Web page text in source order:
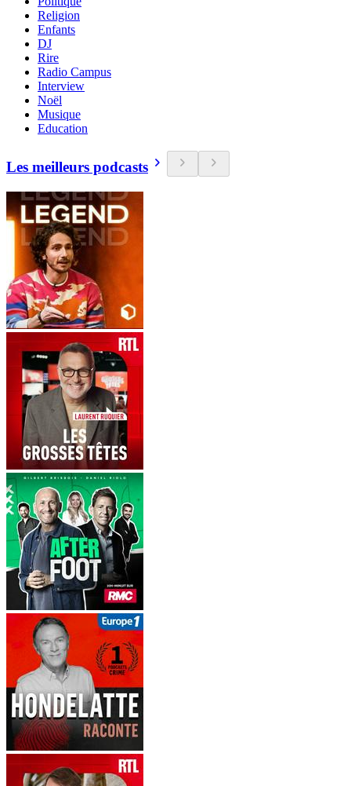
Religion
Enfants
DJ
Rire
Radio Campus
Interview
Noël
Musique
Education
Les meilleurs podcasts